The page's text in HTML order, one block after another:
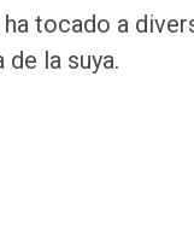
tocado a
la suya.